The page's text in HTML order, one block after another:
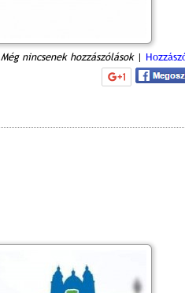
Még nincsenek hozzászólások|